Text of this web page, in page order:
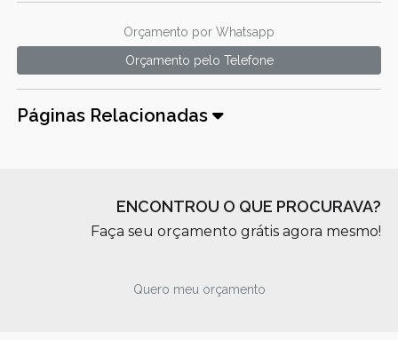
Orçamento por Whatsapp
Orçamento pelo Telefone
Páginas Relacionadas
ENCONTROU O QUE PROCURAVA?
Faça seu orçamento grátis agora mesmo!
Quero meu orçamento